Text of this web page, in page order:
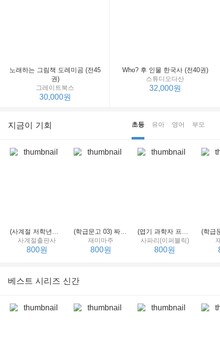
노래하는 그림책 도레미곰 (전45
권)
그레이트북스
30,000원
Who? 후 인물 한국사 (전40권)
스튜디오다산
32,000원
지금이 기회 초등 유아 영어 부모
(사계절 저학년문고 21) 선생님은 모르는 게 너무 많아
사계절출판사
800원
(학급문고 03) 짜장 짬뽕 탕수육
재미마주
800원
(엽기 과학자 프래니 01) 도시락 괴물이 나타났다
사파리(이퍼블릭)
800원
베스트 시리즈 신간